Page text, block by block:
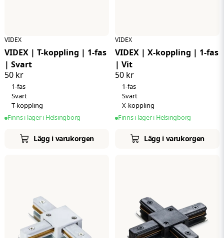
VIDEX
VIDEX | T-koppling | 1-fas
| Svart
50 kr
1-fas
Svart
T-koppling
Finns i lager i Helsingborg
Lägg i varukorgen
VIDEX
VIDEX | X-koppling | 1-fas
| Vit
50 kr
1-fas
Svart
X-koppling
Finns i lager i Helsingborg
Lägg i varukorgen